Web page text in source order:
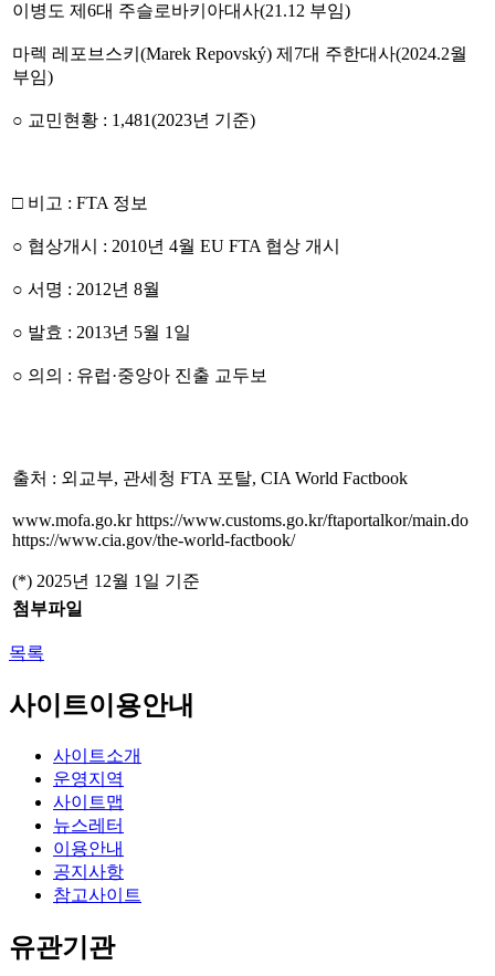
이병도 제6대 주슬로바키아대사(21.12 부임)
마렉 레포브스키(Marek Repovský) 제7대 주한대사(2024.2월
부임)
○ 교민현황 : 1,481(2023년 기준)
□ 비고 : FTA 정보
○ 협상개시 : 2010년 4월 EU FTA 협상 개시
○ 서명 : 2012년 8월
○ 발효 : 2013년 5월 1일
○ 의의 : 유럽·중앙아 진출 교두보
출처 : 외교부, 관세청 FTA 포탈, CIA World Factbook
www.mofa.go.kr https://www.customs.go.kr/ftaportalkor/main.do
https://www.cia.gov/the-world-factbook/
(*) 2025년 12월 1일 기준
첨부파일
목록
사이트이용안내
사이트소개
운영지역
사이트맵
뉴스레터
이용안내
공지사항
참고사이트
유관기관